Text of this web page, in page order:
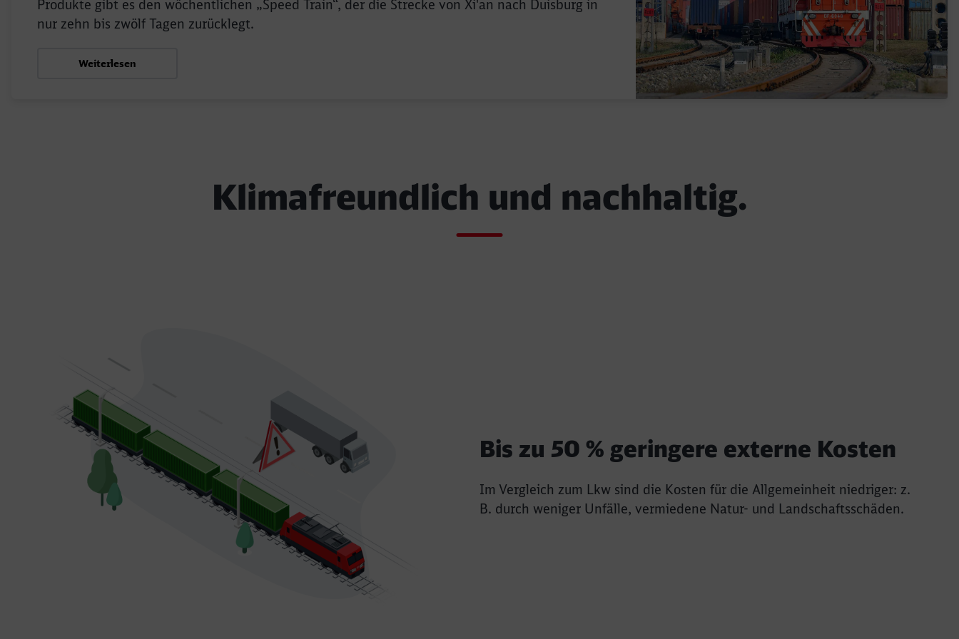
Produkte gibt es den wöchentlichen „Speed Train“, der die Strecke von Xi'an nach Duisburg in
nur zehn bis zwölf Tagen zurücklegt.
Weiterlesen
Klimafreundlich und nachhaltig.
Bis zu 50 % geringere externe Kosten
Im Vergleich zum Lkw sind die Kosten für die Allgemeinheit niedriger: z.
B. durch weniger Unfälle, vermiedene Natur- und Landschaftsschäden.